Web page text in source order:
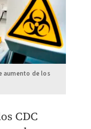
aumento de los
CDC